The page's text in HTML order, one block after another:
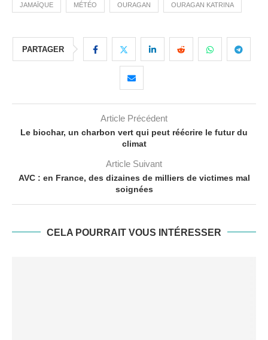
JAMAÏQUE MÉTÉO OURAGAN OURAGAN KATRINA
PARTAGER
Article Précédent
Le biochar, un charbon vert qui peut réécrire le futur du
climat
Article Suivant
AVC : en France, des dizaines de milliers de victimes mal
soignées
CELA POURRAIT VOUS INTÉRESSER